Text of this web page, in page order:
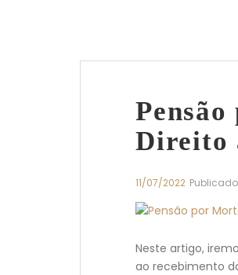
Direito
11/07/2022
Neste artigo,
ao recebimento